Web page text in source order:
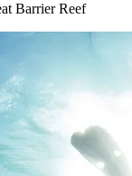
Barrier Reef